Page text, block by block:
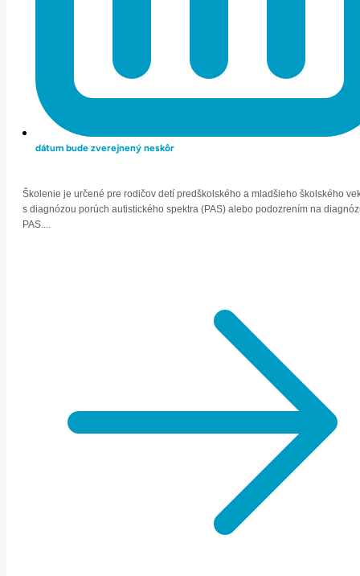
dátum bude zverejnený neskôr
Školenie je určené pre rodičov detí predškolského a mladšieho školského
s diagnózou porúch autistického spektra (PAS) alebo podozrením na
PAS....